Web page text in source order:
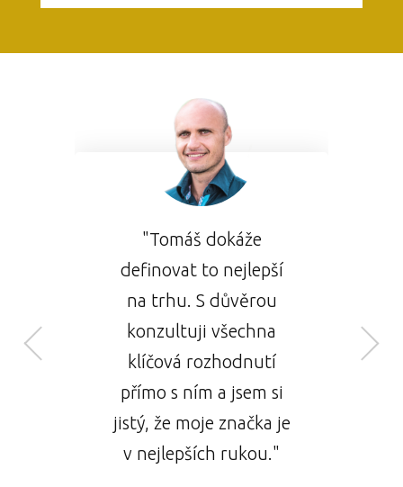
"Tomáš dokáže
definovat to nejlepší
na trhu. S důvěrou
konzultuji všechna
klíčová rozhodnutí
přímo s ním a jsem si
jistý, že moje značka je
v nejlepších rukou."
"Tomáš mi svojimi
radami a skúsenosťami
pomohol viac sa
zviditeľniť a byť
úspešným v tom, čo
robím. Odporúčam
každému, Tomáš je fakt
profesionál v tom, čo
"Tomáše si nesmírně
vážím. Jeho rady dokáží
pomoci mnoha lidem
plnit si sny. Je to
pokorný člověk, jehož
příběh nás může ne
jenom inspirovat, ale
také nakopnout."